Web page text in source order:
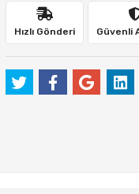
Hızlı Gönderi Güvenli